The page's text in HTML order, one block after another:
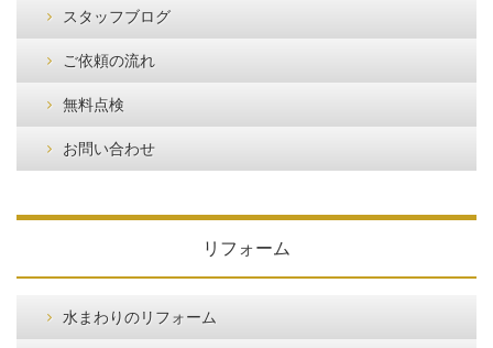
スタッフブログ
ご依頼の流れ
無料点検
お問い合わせ
リフォーム
水まわりのリフォーム